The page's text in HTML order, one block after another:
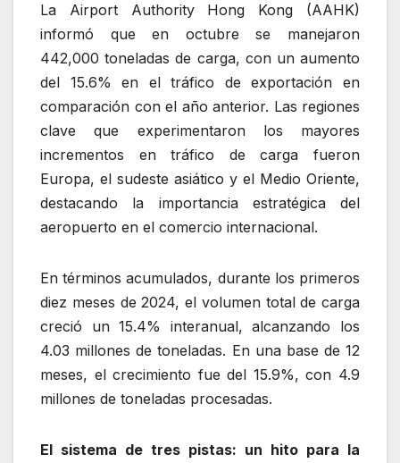
La Airport Authority Hong Kong (AAHK)
informó que en octubre se manejaron
442,000 toneladas de carga, con un aumento
del 15.6% en el tráfico de exportación en
comparación con el año anterior. Las regiones
clave que experimentaron los mayores
incrementos en tráfico de carga fueron
Europa, el sudeste asiático y el Medio Oriente,
destacando la importancia estratégica del
aeropuerto en el comercio internacional.
En términos acumulados, durante los primeros
diez meses de 2024, el volumen total de carga
creció un 15.4% interanual, alcanzando los
4.03 millones de toneladas. En una base de 12
meses, el crecimiento fue del 15.9%, con 4.9
millones de toneladas procesadas.
El sistema de tres pistas: un hito para la